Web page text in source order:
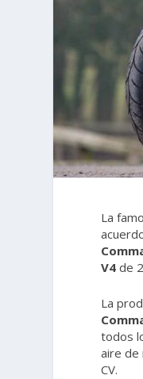
La
V4 de
La
todos
aire de
CV.